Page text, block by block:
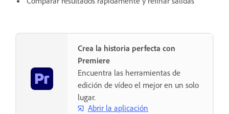
Crea la historia perfecta con
Premiere
Encuentra las herramientas de
edición de vídeo el mejor en un solo
lugar.
Abrir la aplicación